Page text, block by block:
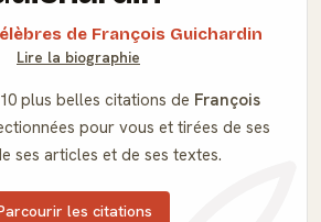
de François Guichardin
Lire la biographie
plus belles citations de François
pour vous et tirées de ses
ses articles et de ses textes.
les citations